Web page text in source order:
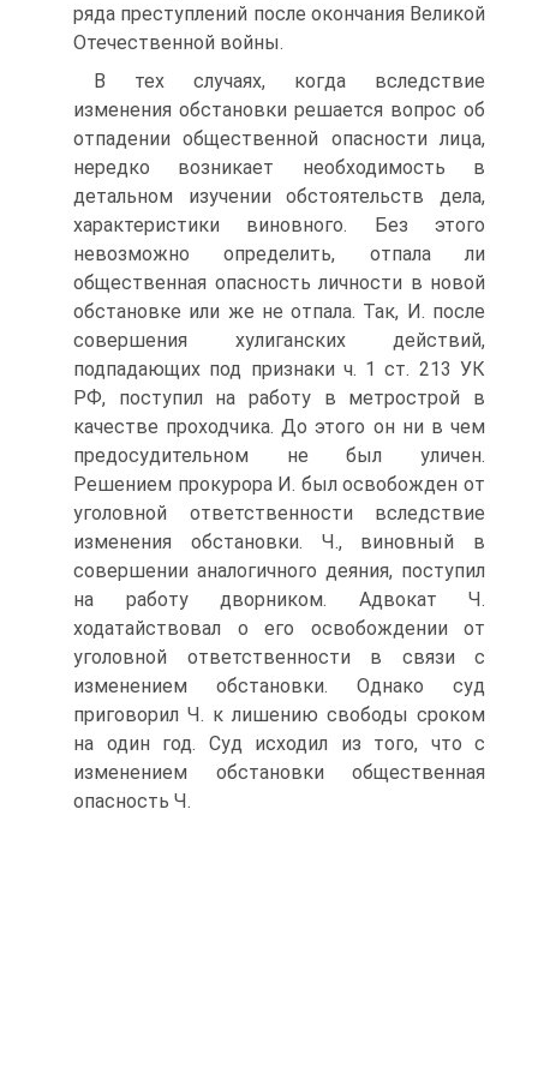
ряда преступлений после окончания Великой
Отечественной войны.
В тех случаях, когда вследствие
изменения обстановки решается вопрос об
отпадении общественной опасности лица,
нередко возникает необходимость в
детальном изучении обстоятельств дела,
характеристики виновного. Без этого
невозможно определить, отпала ли
общественная опасность личности в новой
обстановке или же не отпала. Так, И. после
совершения хулиганских действий,
подпадающих под признаки ч. 1 ст. 213 УК
РФ, поступил на работу в метрострой в
качестве проходчика. До этого он ни в чем
предосудительном не был уличен.
Решением прокурора И. был освобожден от
уголовной ответственности вследствие
изменения обстановки. Ч., виновный в
совершении аналогичного деяния, поступил
на работу дворником. Адвокат Ч.
ходатайствовал о его освобождении от
уголовной ответственности в связи с
изменением обстановки. Однако суд
приговорил Ч. к лишению свободы сроком
на один год. Суд исходил из того, что с
изменением обстановки общественная
опасность Ч.